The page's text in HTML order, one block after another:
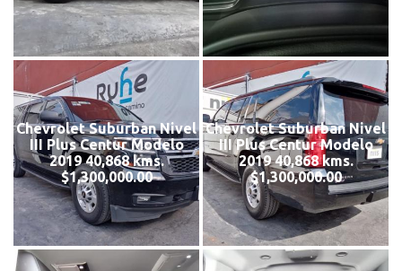
Chevrolet Suburban Nivel
III Plus Centur Modelo
2019 40,868 kms.
$1,300,000.00
Chevrolet Suburban Nivel
III Plus Centur Modelo
2019 40,868 kms.
$1,300,000.00